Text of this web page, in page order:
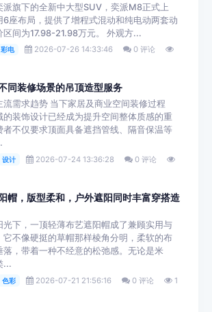
派旗下的全新中大型SUV，奕派M8正式上
6座布局，提供了增程式混动和纯电动两套动
区间为17.98-21.98万元。 外观方...
彩电 2026-07-26 14:33:46
0 评论
同装修场景的吊顶造型服务
流需求趋势 当下家居及商业空间装修过程
的装饰设计已经成为提升空间整体质感的重
者不仅要求顶面具备遮挡管线、隔音保温等
设计 2026-07-24 13:36:28
0 评论
帽，版型柔和，户外遮阳同时丰富穿搭造
光下，一顶轻薄布艺遮阳帽成了兼顾实用与
它不像硬挺的草帽那样棱角分明，柔软的布
落，带着一种不经意的松弛感。无论是米
...
色彩 2026-07-21 21:56:16 0 评论
1